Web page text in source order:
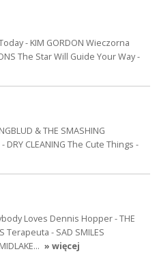
- KIM GORDON Wieczorna
The Star Will Guide Your Way -
& THE SMASHING
DRY CLEANING The Cute Things -
Loves Dennis Hopper - THE
Terapeuta - SAD SMILES
» więcej